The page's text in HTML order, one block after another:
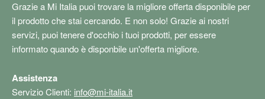
Grazie a Mi Italia puoi trovare la migliore offerta disponibile per
il prodotto che stai cercando. E non solo! Grazie ai nostri
servizi, puoi tenere d'occhio i tuoi prodotti, per essere
informato quando è disponbile un'offerta migliore.
Assistenza
Servizio Clienti: info@mi-italia.it